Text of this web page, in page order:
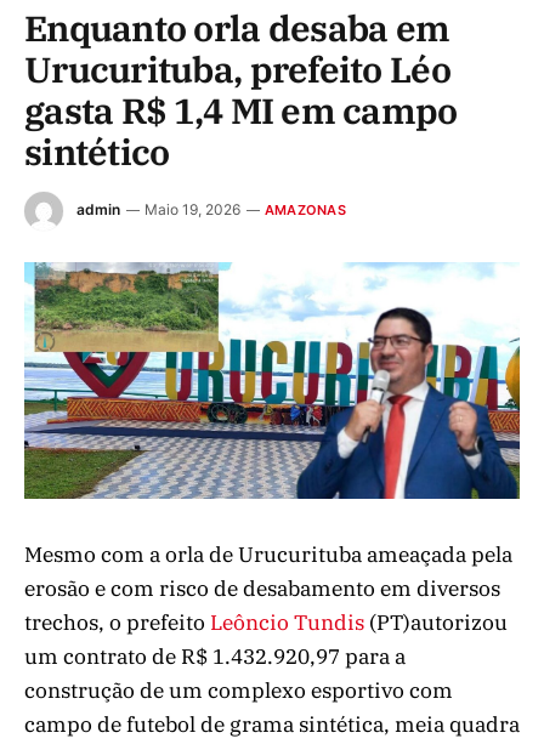
Enquanto orla desaba em
Urucurituba, prefeito Léo
gasta R$ 1,4 MI em campo
sintético
admin Maio 19, 2026 AMAZONAS
Mesmo com a orla de Urucurituba ameaçada pela
erosão e com risco de desabamento em diversos
trechos, o prefeito Leôncio Tundis (PT)autorizou
um contrato de R$ 1.432.920,97 para a
construção de um complexo esportivo com
campo de futebol de grama sintética, meia quadra